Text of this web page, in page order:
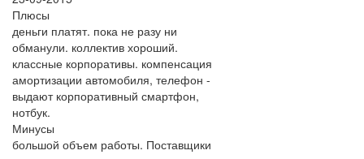
Плюсы
деньги платят. пока не разу ни
обманули. коллектив хороший.
классные корпоративы. компенсация
амортизации автомобиля, телефон -
выдают корпоративный смартфон,
нотбук.
Минусы
большой объем работы. Поставщики